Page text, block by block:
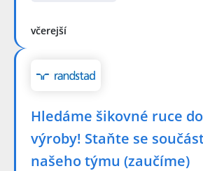
včerejší
Hledáme šikovné ruce do
výroby! Staňte se
našeho týmu (zaučíme)